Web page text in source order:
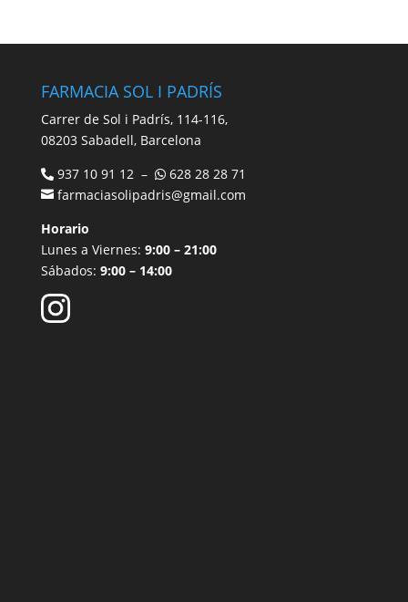
FARMACIA SOL I PADRÍS
Carrer de Sol i Padrís, 114-116,
08203 Sabadell, Barcelona
937 10 91 12 –
628 28 28 71
farmaciasolipadris@gmail.com
Horario
Lunes a Viernes: 9:00 – 21:00
Sábados: 9:00 – 14:00